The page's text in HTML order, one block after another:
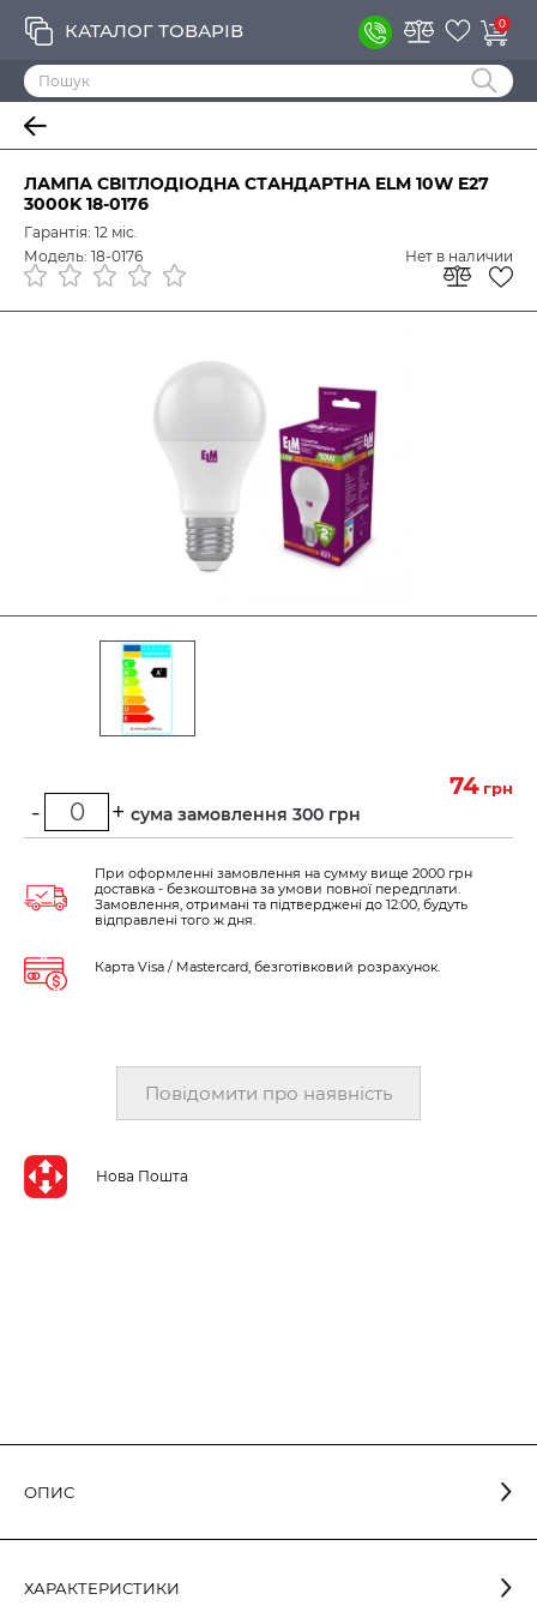
КАТАЛОГ ТОВАРІВ 0
ЛАМПА СВІТЛОДІОДНА СТАНДАРТНА ELM 10W E27
3000K 18-0176
ОПИС
алюмопластиковому корпусі з опаловим розсіювачем. Має
ХАРАКТЕРИСТИКИ
Гарантія: 12 міс.
Модель: 18-0176
Нет в наличии
74 грн
Мінімальна сума замовлення 300 грн
- +
Повідомити про наявність
Нова Пошта
При оформленні замовлення на сумму вище 2000 грн
доставка - безкоштовна за умови повної передплати.
Замовлення, отримані та підтверджені до 12:00, будуть
відправлені того ж дня.
Карта Visa / Mastercard, безготівковий розрахунок.